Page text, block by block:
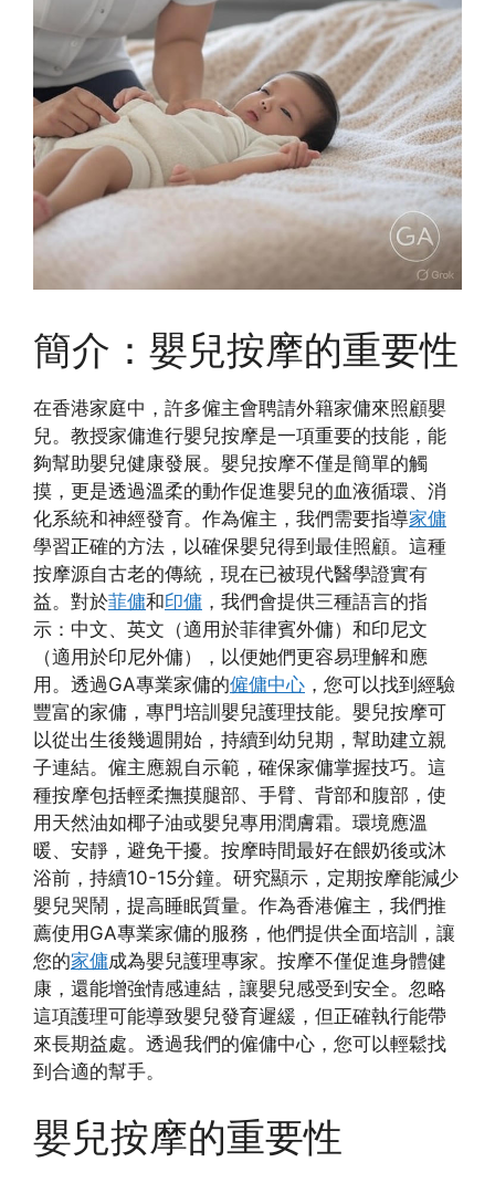
簡介：嬰兒按摩的重要性
在香港家庭中，許多僱主會聘請外籍家傭來照顧嬰
兒。教授家傭進行嬰兒按摩是一項重要的技能，能
夠幫助嬰兒健康發展。嬰兒按摩不僅是簡單的觸
摸，更是透過溫柔的動作促進嬰兒的血液循環、消
化系統和神經發育。作為僱主，我們需要指導家傭
學習正確的方法，以確保嬰兒得到最佳照顧。這種
按摩源自古老的傳統，現在已被現代醫學證實有
益。對於菲傭和印傭 ，我們會提供三種語言的指
示：中文、英文（適用於菲律賓外傭）和印尼文
（適用於印尼外傭），以便她們更容易理解和應
用。透過GA專業家傭的僱傭中心 ，您可以找到經驗
豐富的家傭，專門培訓嬰兒護理技能。嬰兒按摩可
以從出生後幾週開始，持續到幼兒期，幫助建立親
子連結。僱主應親自示範，確保家傭掌握技巧。這
種按摩包括輕柔撫摸腿部、手臂、背部和腹部，使
用天然油如椰子油或嬰兒專用潤膚霜。環境應溫
暖、安靜，避免干擾。按摩時間最好在餵奶後或沐
浴前，持續10-15分鐘。研究顯示，定期按摩能減少
嬰兒哭鬧，提高睡眠質量。作為香港僱主，我們推
薦使用GA專業家傭的服務，他們提供全面培訓，讓
您的家傭成為嬰兒護理專家。按摩不僅促進身體健
康，還能增強情感連結，讓嬰兒感受到安全。忽略
這項護理可能導致嬰兒發育遲緩，但正確執行能帶
來長期益處。透過我們的僱傭中心，您可以輕鬆找
到合適的幫手。
嬰兒按摩的重要性